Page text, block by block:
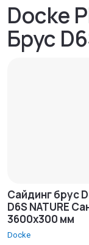
Docke
Брус
Сайдинг брус
D6S NATURE
3600х300 мм
Docke